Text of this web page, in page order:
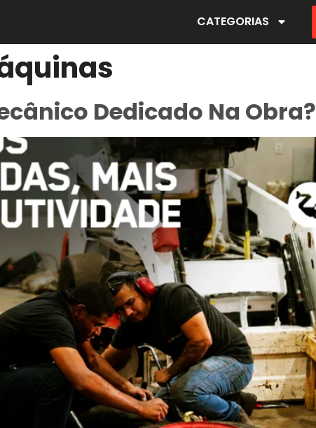
CATEGORIAS
Dedicado Na Obra?